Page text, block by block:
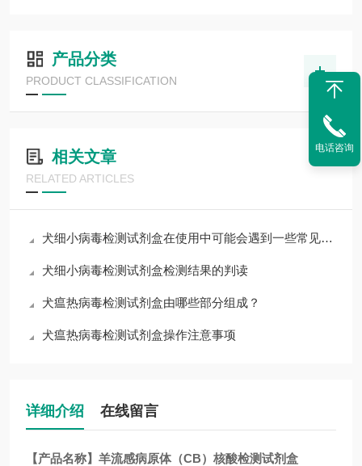
产品分类
PRODUCT CLASSIFICATION
相关文章
RELATED ARTICLES
犬细小病毒检测试剂盒在使用中可能会遇到一些常见问题
犬细小病毒检测试剂盒检测结果的判读
犬瘟热病毒检测试剂盒由哪些部分组成？
犬瘟热病毒检测试剂盒操作注意事项
详细介绍 在线留言
【产品名称】 羊流感病原体（CB）核酸检测试剂盒
电话咨询